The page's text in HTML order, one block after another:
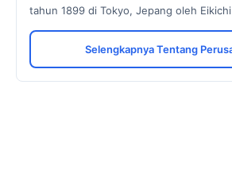
tahun 1899 di Tokyo, Jepang oleh
Selengkapnya Tentang